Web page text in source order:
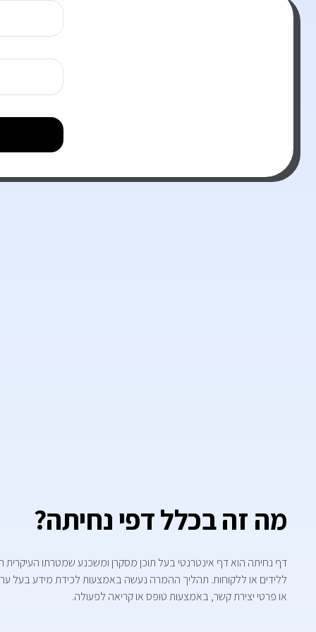
מה זה בכלל דפי נחיתה?
דף נחיתה הוא דף אינטרנטי בעל תוכן מסקרן ומשכנע שמטרתו העיקרית
ללידים או ללקוחות. תהליך ההמרה נעשה באמצעות לכידת מידע בעל ערך
או פרטי יצירת קשר, באמצעות טופס או קריאה לפעולה.